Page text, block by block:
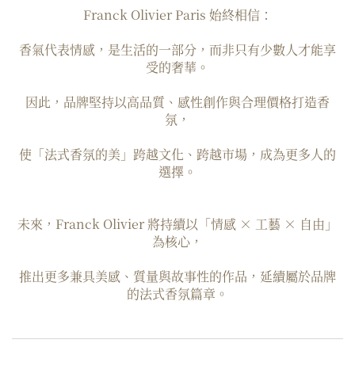
Franck Olivier Paris 始終相信：
香氣代表情感，是生活的一部分，而非只有少數人才能享
受的奢華。
因此，品牌堅持以高品質、感性創作與合理價格打造香
氛，
使「法式香氛的美」跨越文化、跨越市場，成為更多人的
選擇。
未來，Franck Olivier 將持續以「情感 × 工藝 × 自由」
為核心，
推出更多兼具美感、質量與故事性的作品，延續屬於品牌
的法式香氛篇章。